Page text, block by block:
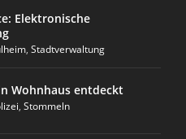
Elektronische
,Stadtverwaltung
Wohnhaus entdeckt
,Stommeln